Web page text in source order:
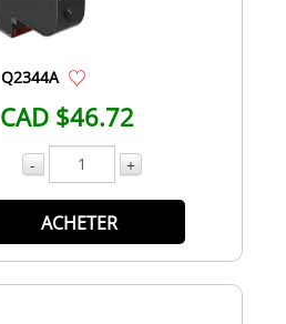
Q2344A
CAD $46.72
- +
ACHETER